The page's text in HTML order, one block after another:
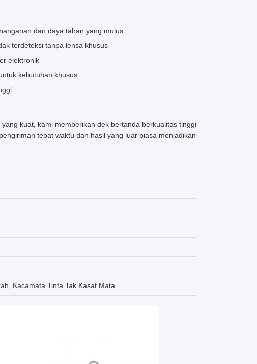
dan daya tahan yang mulus
terdeteksi tanpa lensa khusus
elektronik
kebutuhan khusus
kuat, kami memberikan dek bertanda berkualitas tinggi
tepat waktu dan hasil yang luar biasa menjadikan
Kacamata Tinta Tak Kasat Mata